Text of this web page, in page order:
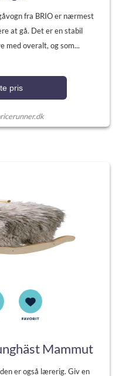
fra BRIO er nærmest
at gå. Det er en stabil
med overalt, og som...
pris
Mammut
er også lærerig. Giv en